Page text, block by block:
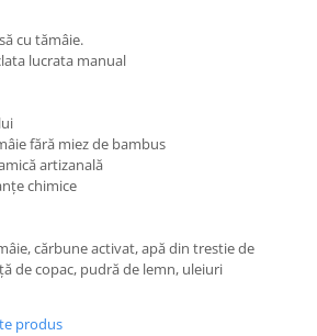
cu tămâie.
lucrata manual
fără miez de bambus
artizanală
chimice
cărbune activat, apă din trestie de
de copac, pudră de lemn, uleiuri
produs